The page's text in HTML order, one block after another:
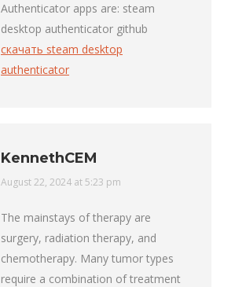
Authenticator apps are: steam
desktop authenticator github
скачать steam desktop
authenticator
KennethCEM
says:
August 22, 2024 at 5:23 pm
The mainstays of therapy are
surgery, radiation therapy, and
chemotherapy. Many tumor types
require a combination of treatment